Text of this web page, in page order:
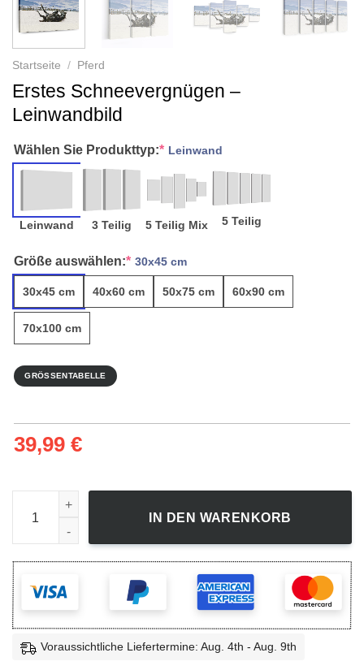
Startseite / Pferd
Erstes Schneevergnügen –
Leinwandbild
Wählen Sie Produkttyp:* Leinwand
Leinwand 3 Teilig 5 Teilig Mix 5 Teilig
Größe auswählen:* 30x45 cm
30x45 cm 40x60 cm 50x75 cm 60x90 cm
70x100 cm
GRÖSSENTABELLE
39,99 €
Erstes Schneevergnügen - Leinwandbild Menge
IN DEN WARENKORB
Voraussichtliche Liefertermine: Aug. 4th - Aug. 9th